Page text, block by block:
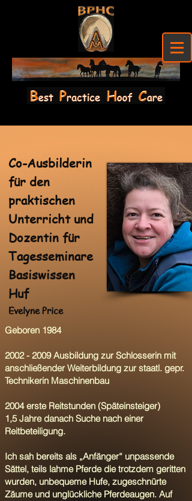
Co-Ausbilderin
für den
praktischen
Unterricht und
Dozentin für
Tagesseminare
Basiswissen
Huf
Evelyne Price
Geboren 1984
2002 - 2009Ausbildung zur Schlosserin mit
anschließender Weiterbildung zur staatl. gepr.
Technikerin Maschinenbau
2004 erste Reitstunden (Späteinsteiger)
1,5 Jahre danach Suche nach einer
Reitbeteiligung.
Ich sah bereits als „Anfänger“ unpassende
Sättel, teils lahme Pferde die trotzdem geritten
wurden, unbequeme Hufe, zugeschnürte
Zäume und unglückliche Pferdeaugen. Auf